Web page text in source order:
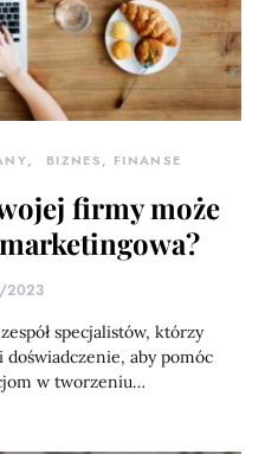
BIZNES, FINANSE
firmy może
2023
specjalistów, którzy
aby pomóc
w tworzeniu…